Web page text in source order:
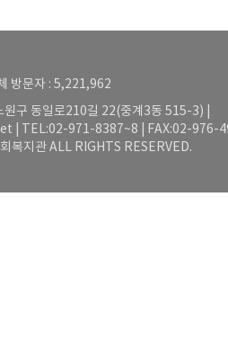
문자 : 5,221,962
구 동일로210길 22(중계3동 515-3) |
| TEL:02-971-8387~8 | FAX:02-976-
복지관 ALL RIGHTS RESERVED.